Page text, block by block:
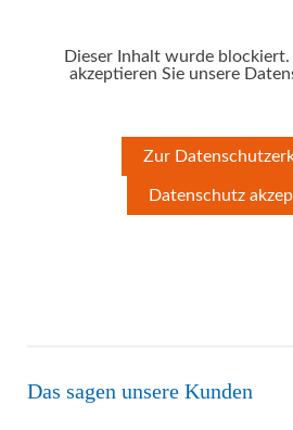
Dieser Inhalt wurde blockiert.
akzeptieren Sie unsere
Zur
Datenschutz
Das sagen unsere Kunden